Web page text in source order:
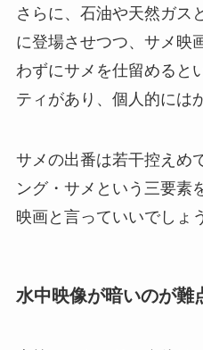
さらに、石油や天然ガス
に登場させつつ、サメ映
わずにサメを仕留めると
ティがあり、個人的には
サメの出番は若干控えめ
ング・サメという三要素
映画と言っていいでしょ
水中映像が暗いのが難